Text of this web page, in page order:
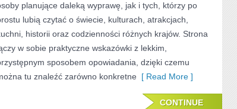
planujące daleką wyprawę, jak i tych, którzy po
lubią czytać o świecie, kulturach, atrakcjach,
historii oraz codzienności różnych krajów. Strona
w sobie praktyczne wskazówki z lekkim,
sposobem opowiadania, dzięki czemu
tu znaleźć zarówno konkretne [ Read More ]
CONTINUE